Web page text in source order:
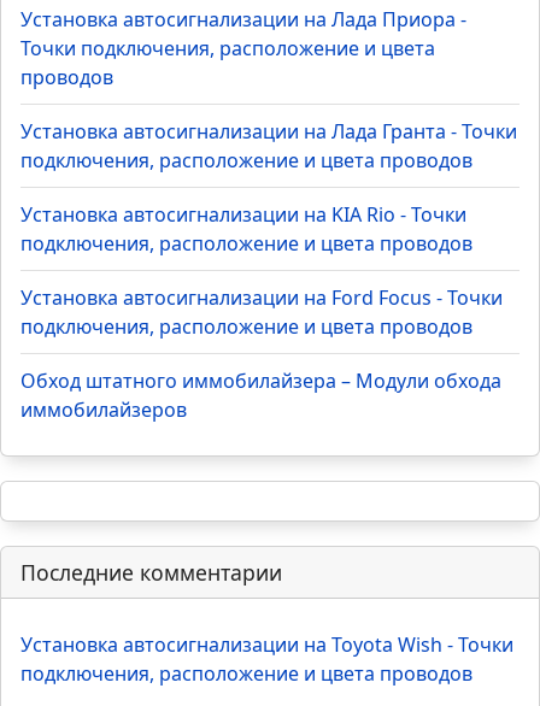
Установка автосигнализации на Лада Приора -
Точки подключения, расположение и цвета
проводов
Установка автосигнализации на Лада Гранта - Точки
подключения, расположение и цвета проводов
Установка автосигнализации на KIA Rio - Точки
подключения, расположение и цвета проводов
Установка автосигнализации на Ford Focus - Точки
подключения, расположение и цвета проводов
Обход штатного иммобилайзера – Модули обхода
иммобилайзеров
Последние комментарии
Установка автосигнализации на Toyota Wish - Точки
подключения, расположение и цвета проводов